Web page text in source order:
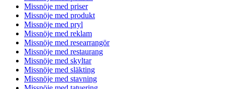
Missnöje med priser
Missnöje med produkt
Missnöje med pryl
Missnöje med reklam
Missnöje med researrangör
Missnöje med restaurang
Missnöje med skyltar
Missnöje med släkting
Missnöje med stavning